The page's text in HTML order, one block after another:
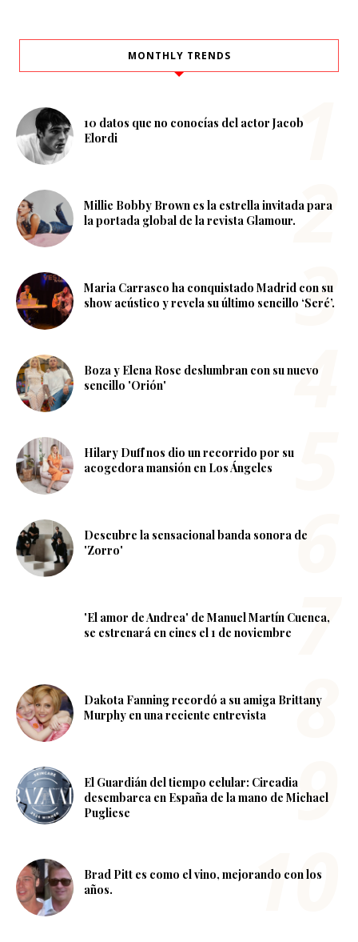
MONTHLY TRENDS
10 datos que no conocías del actor Jacob
Elordi
Millie Bobby Brown es la estrella invitada para
la portada global de la revista Glamour.
Maria Carrasco ha conquistado Madrid con su
show acústico y revela su último sencillo ‘Seré’.
Boza y Elena Rose deslumbran con su nuevo
sencillo 'Orión'
Hilary Duff nos dio un recorrido por su
acogedora mansión en Los Ángeles
Descubre la sensacional banda sonora de
'Zorro'
'El amor de Andrea' de Manuel Martín Cuenca,
se estrenará en cines el 1 de noviembre
Dakota Fanning recordó a su amiga Brittany
Murphy en una reciente entrevista
El Guardián del tiempo celular: Circadia
desembarca en España de la mano de Michael
Pugliese
Brad Pitt es como el vino, mejorando con los
años.